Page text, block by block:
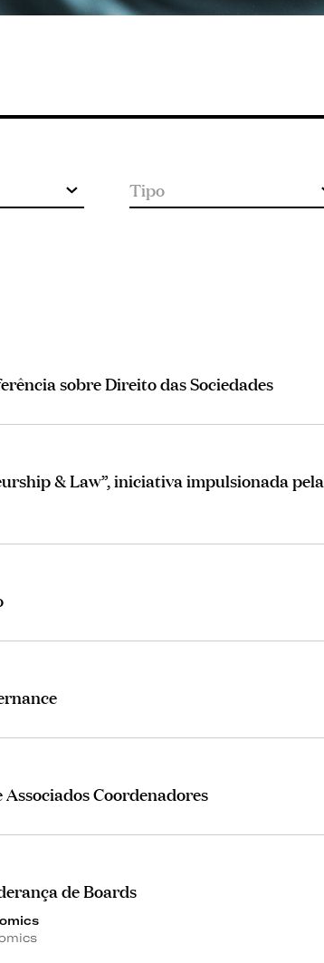
sobre Direito das Sociedades
& Law”, iniciativa impulsionada pela
Coordenadores
de Boards